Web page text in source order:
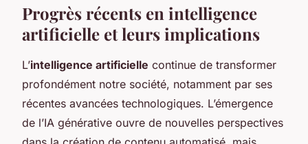
Progrès récents en intelligence
artificielle et leurs implications
L’intelligence artificielle continue de transformer
profondément notre société, notamment par ses
récentes avancées technologiques. L’émergence
de l’IA générative ouvre de nouvelles perspectives